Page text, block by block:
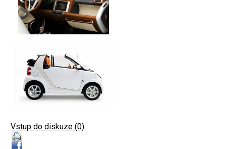
Vstup do diskuze (0)